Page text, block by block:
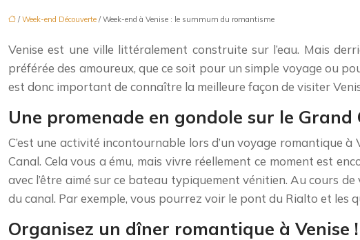
/Week-end Découverte / Week-end à Venise : le summum du romantisme
Venise est une ville littéralement construite sur l’eau. Mais
préférée des amoureux, que ce soit pour un simple voyage ou
est donc important de connaître la meilleure façon de visiter
Une promenade en gondole sur le Grand
C’est une activité incontournable lors d’un voyage romantique
Canal. Cela vous a ému, mais vivre réellement ce moment est
avec l’être aimé sur ce bateau typiquement vénitien. Au cours
du canal. Par exemple, vous pourrez voir le pont du Rialto et les
Organisez un dîner romantique à Venise !